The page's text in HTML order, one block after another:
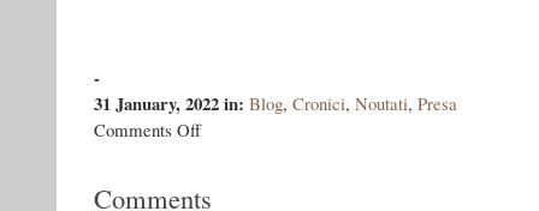
-
31 January, 2022in: Blog, Cronici, Noutati, Presa
Comments Offon
Comments